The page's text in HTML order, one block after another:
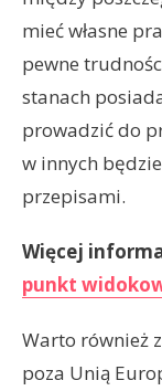
mieć własne
pewne
stanach
prowadzić do
w innych
przepisami.
Więcej
punkt
Warto również
poza Unią